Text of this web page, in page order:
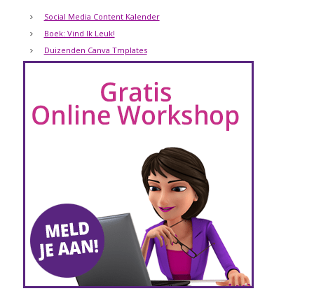
Social Media Content Kalender
Boek: Vind Ik Leuk!
Duizenden Canva Tmplates